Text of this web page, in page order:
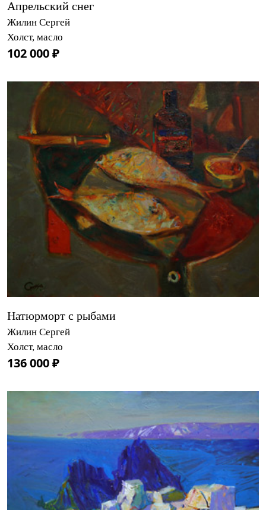
Апрельский снег
Жилин Сергей
Холст, масло
102 000 ₽
Натюрморт с рыбами
Жилин Сергей
Холст, масло
136 000 ₽